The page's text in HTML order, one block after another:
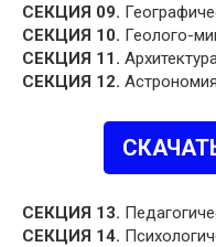
СЕКЦИЯ 09.
СЕКЦИЯ 10. Геолого-
СЕКЦИЯ 11.
СЕКЦИЯ 12.
СЕКЦИЯ 13.
СЕКЦИЯ 14.